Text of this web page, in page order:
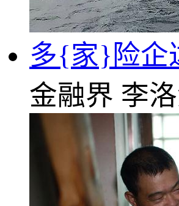
多{家}险企
金融界 李